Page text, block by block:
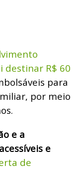
destinar R$ 60
para
por meio
e a
e
de